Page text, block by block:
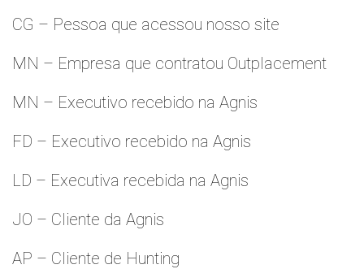
CG – Pessoa que acessou nosso site
MN – Empresa que contratou Outplacement
MN – Executivo recebido na Agnis
FD – Executivo recebido na Agnis
LD – Executiva recebida na Agnis
JO – Cliente da Agnis
AP – Cliente de Hunting